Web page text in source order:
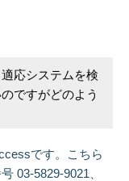
応システムを検
ですがどのよう
です。こちら
03-5829-9021、